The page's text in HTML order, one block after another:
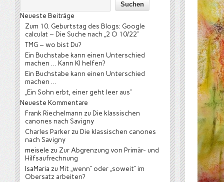
Neueste Beiträge
Zum 10. Geburtstag des Blogs: Google
calculat – Die Suche nach „2 O 10/22“
TMG – wo bist Du?
Ein Buchstabe kann einen Unterschied
machen … Kann KI helfen?
Ein Buchstabe kann einen Unterschied
machen …
„Ein Sohn erbt, einer geht leer aus“
Neueste Kommentare
Frank Riechelmann zu Die klassischen
canones nach Savigny
Charles Parker zu Die klassischen canones
nach Savigny
meisele zu Zur Abgrenzung von Primär- und
Hilfsaufrechnung
IsaMaria zu Mit „wenn“ oder „soweit“ im
Obersatz arbeiten?